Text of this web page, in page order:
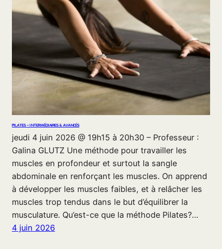
PILATES – INTERMÉDIAIRES & AVANCÉS
jeudi 4 juin 2026 @ 19h15 à 20h30 – Professeur :
Galina GLUTZ Une méthode pour travailler les
muscles en profondeur et surtout la sangle
abdominale en renforçant les muscles. On apprend
à développer les muscles faibles, et à relâcher les
muscles trop tendus dans le but d’équilibrer la
musculature. Qu’est-ce que la méthode Pilates?…
4 juin 2026